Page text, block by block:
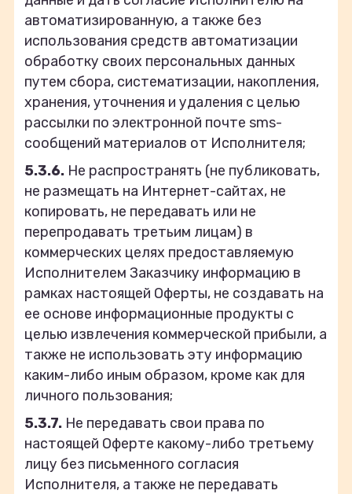
автоматизированную, а также без
использования средств автоматизации
обработку своих персональных данных
путем сбора, систематизации, накопления,
хранения, уточнения и удаления с целью
рассылки по электронной почте sms-
сообщений материалов от Исполнителя;
5.3.6. Не распространять (не публиковать,
не размещать на Интернет-сайтах, не
копировать, не передавать или не
перепродавать третьим лицам) в
коммерческих целях предоставляемую
Исполнителем Заказчику информацию в
рамках настоящей Оферты, не создавать на
ее основе информационные продукты с
целью извлечения коммерческой прибыли, а
также не использовать эту информацию
каким-либо иным образом, кроме как для
личного пользования;
5.3.7. Не передавать свои права по
настоящей Оферте какому-либо третьему
лицу без письменного согласия
Исполнителя, а также не передавать